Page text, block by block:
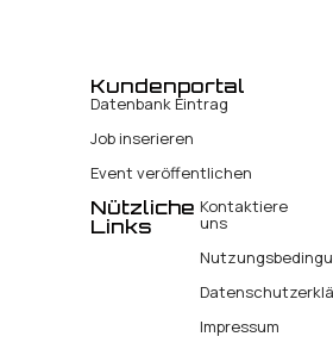
Kundenportal
Datenbank Eintrag
Job inserieren
Event veröffentlichen
Nützliche
Links
Kontaktiere
uns
Impressum